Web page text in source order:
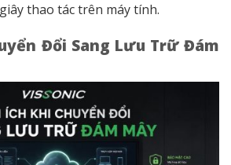
thao tác trên máy tính.
Đổi Sang Lưu Trữ Đám